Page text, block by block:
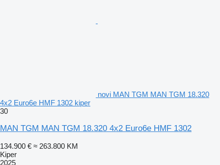
novi MAN TGM MAN TGM 18.320
4x2 Euro6e HMF 1302 kiper
30
MAN TGM MAN TGM 18.320 4x2 Euro6e HMF 1302
134.900 € ≈ 263.800 KM
Kiper
2025